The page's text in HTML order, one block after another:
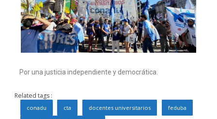
Por una justicia independiente y democrática.
Related tags :
conadu cta docentes universitarios feduba